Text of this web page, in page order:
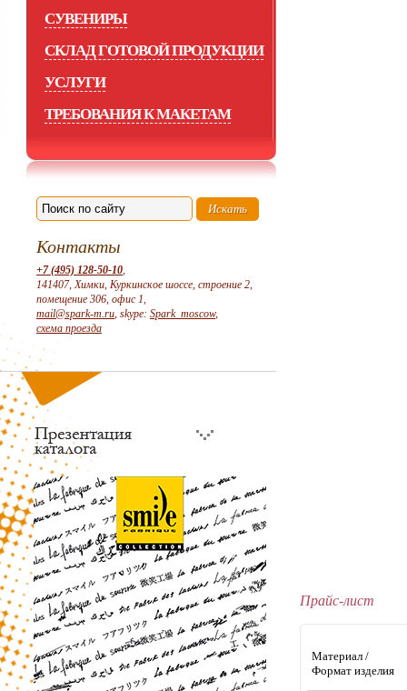
СУВЕНИРЫ
СКЛАД ГОТОВОЙ ПРОДУКЦИИ
УСЛУГИ
ТРЕБОВАНИЯ К МАКЕТАМ
Контакты
+7 (495) 128-50-10,
141407, Химки, Куркинское шоссе, строение 2,
помещение 306, офис 1,
mail@spark-m.ru, skype: Spark_moscow,
схема проезда
Прайс-лист
Материал /
Формат изделия